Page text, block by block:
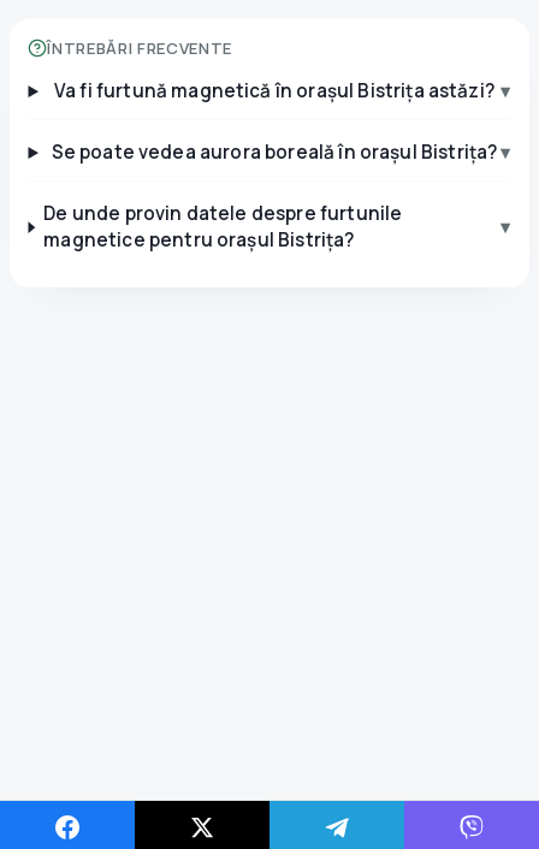
ÎNTREBĂRI FRECVENTE
Va fi furtună magnetică în orașul Bistrița astăzi? ▾
Se poate vedea aurora boreală în orașul Bistrița?▾
De unde provin datele despre furtunile
magnetice pentru orașul Bistrița?
▾